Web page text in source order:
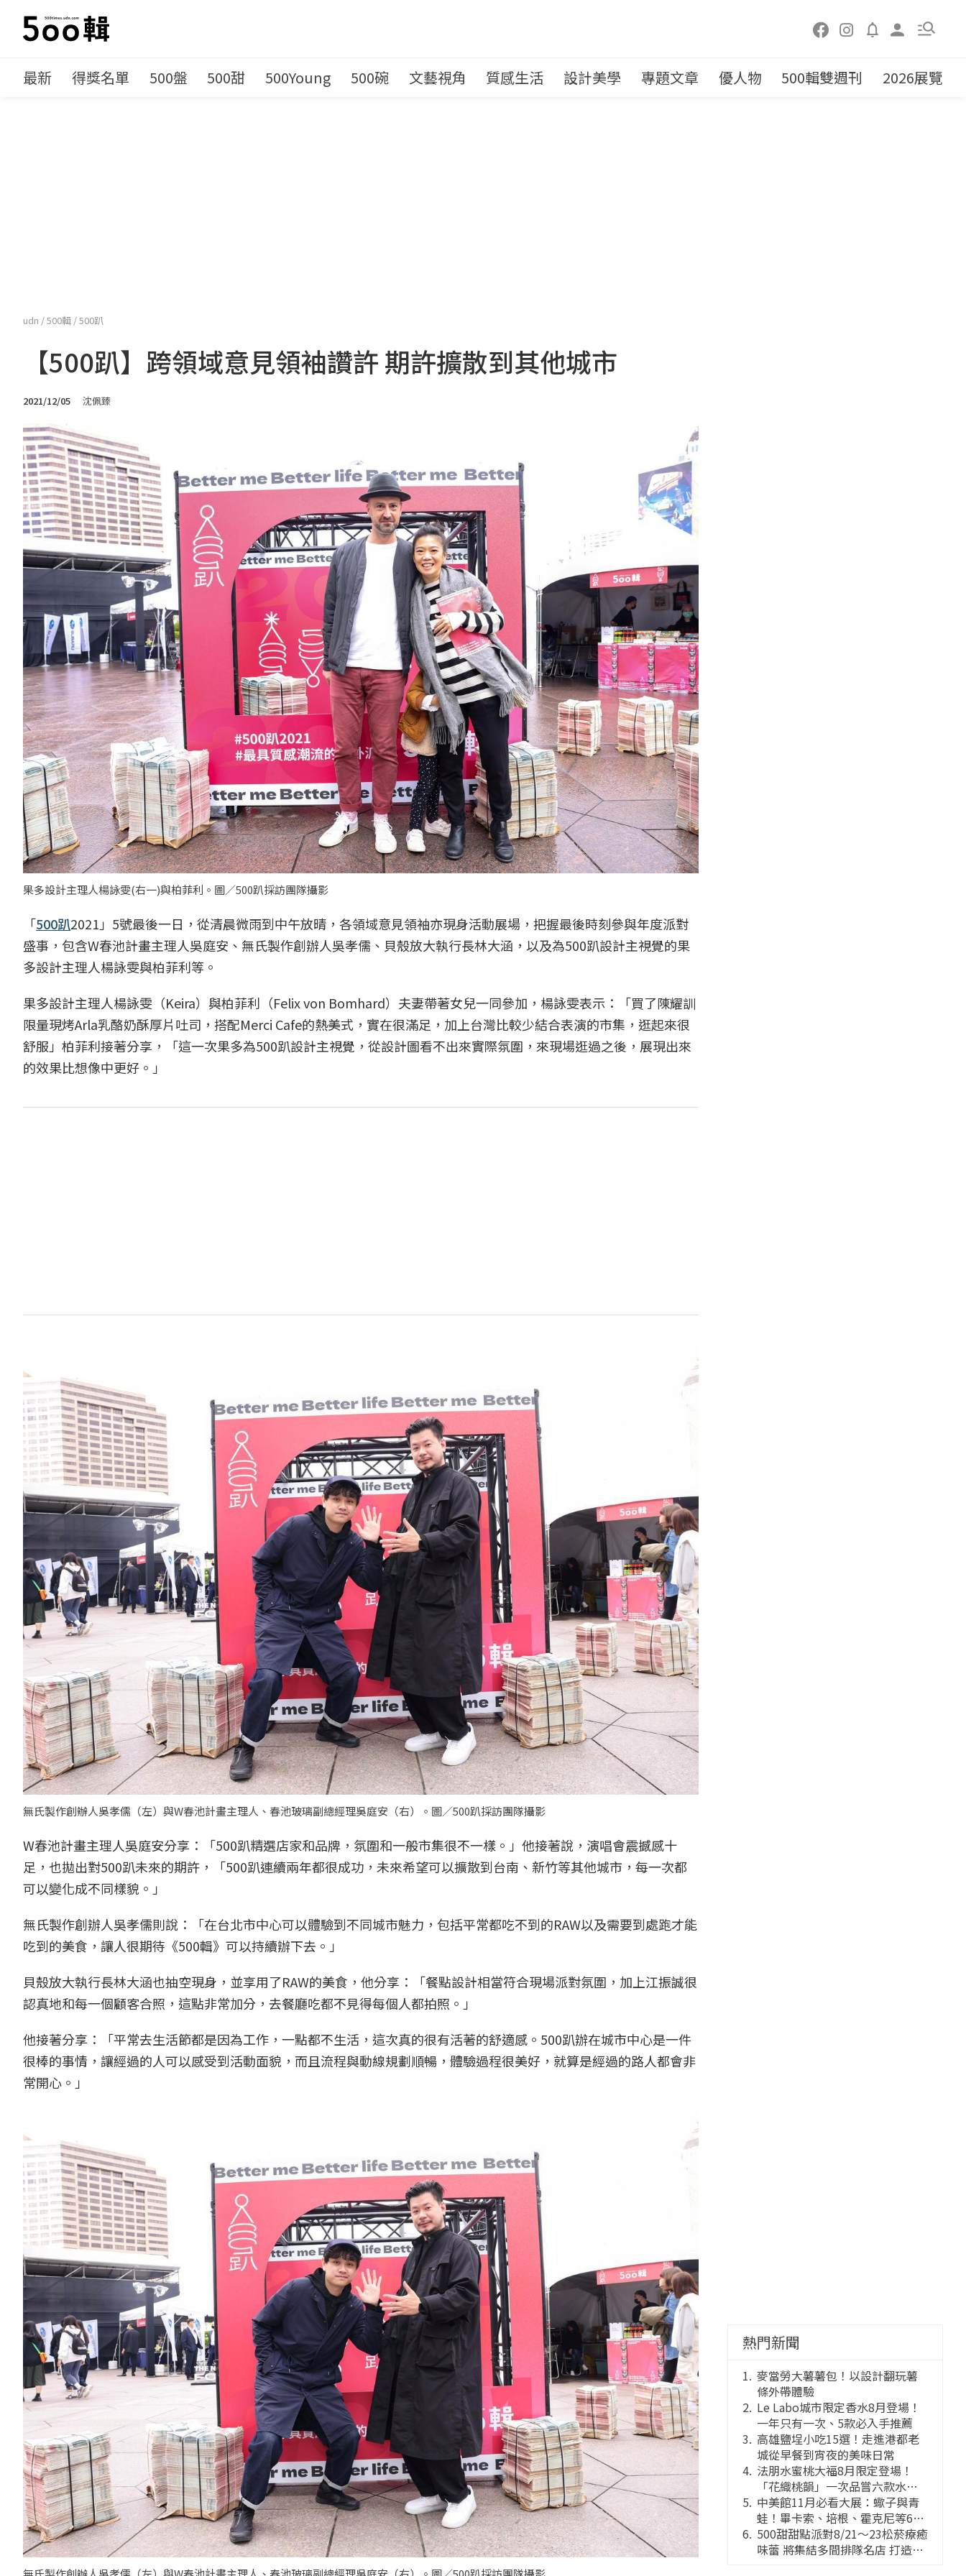
最新 得獎名單 500盤 500甜 500Young 500碗 文藝視角 質感生活 設計美學 專題文章 優人物 500輯雙週刊 2026展覽
udn /500輯 /500趴
【500趴】跨領域意見領袖讚許 期許擴散到其他城市
2021/12/05 沈佩臻
果多設計主理人楊詠雯(右一)與柏菲利。圖／500趴採訪團隊攝影
「500趴2021」5號最後一日，從清晨微雨到中午放晴，各領域意見領袖亦現身活動展場，把握最後時刻參與年度派對
盛事，包含W春池計畫主理人吳庭安、無氏製作創辦人吳孝儒、貝殼放大執行長林大涵，以及為500趴設計主視覺的果
多設計主理人楊詠雯與柏菲利等。
果多設計主理人楊詠雯（Keira）與柏菲利（Felix von Bomhard）夫妻帶著女兒一同參加，楊詠雯表示：「買了陳耀訓
限量現烤Arla乳酪奶酥厚片吐司，搭配Merci Cafe的熱美式，實在很滿足，加上台灣比較少結合表演的市集，逛起來很
舒服」柏菲利接著分享，「這一次果多為500趴設計主視覺，從設計圖看不出來實際氛圍，來現場逛過之後，展現出來
的效果比想像中更好。」
無氏製作創辦人吳孝儒（左）與W春池計畫主理人、春池玻璃副總經理吳庭安（右）。圖／500趴採訪團隊攝影
W春池計畫主理人吳庭安分享：「500趴精選店家和品牌，氛圍和一般市集很不一樣。」他接著說，演唱會震撼感十
足，也拋出對500趴未來的期許，「500趴連續兩年都很成功，未來希望可以擴散到台南、新竹等其他城市，每一次都
可以變化成不同樣貌。」
無氏製作創辦人吳孝儒則說：「在台北市中心可以體驗到不同城市魅力，包括平常都吃不到的RAW以及需要到處跑才能
吃到的美食，讓人很期待《500輯》可以持續辦下去。」
貝殼放大執行長林大涵也抽空現身，並享用了RAW的美食，他分享：「餐點設計相當符合現場派對氛圍，加上江振誠很
認真地和每一個顧客合照，這點非常加分，去餐廳吃都不見得每個人都拍照。」
他接著分享：「平常去生活節都是因為工作，一點都不生活，這次真的很有活著的舒適感。500趴辦在城市中心是一件
很棒的事情，讓經過的人可以感受到活動面貌，而且流程與動線規劃順暢，體驗過程很美好，就算是經過的路人都會非
常開心。」
熱門新聞
麥當勞大薯薯包！以設計翻玩薯
條外帶體驗
Le Labo城市限定香水8月登場！
一年只有一次、5款必入手推薦
高雄鹽埕小吃15選！走進港都老
城從早餐到宵夜的美味日常
法朋水蜜桃大福8月限定登場！
「花織桃韻」一次品嘗六款水蜜
桃花果大福
中美館11月必看大展：蠍子與青
蛙！畢卡索、培根、霍克尼等66
件國巨典藏亮相
500甜甜點派對8/21～23松菸療癒
味蕾 將集結多間排隊名店 打造靈